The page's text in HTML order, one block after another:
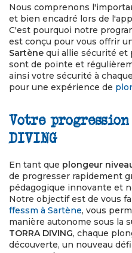
Nous comprenons
et bien encadré lors de
C'est pourquoi notre
est conçu pour vous offrir
Sartène qui allie sécurité et
sont de pointe et
ainsi votre sécurité à
pour une expérience de
Votre progression
DIVING
En tant que plongeur
de progresser rapidement
pédagogique innovante et
Notre objectif est de vous
ffessm à Sartène, vous
manière autonome sous la
TORRA DIVING, chaque
découverte, un nouveau